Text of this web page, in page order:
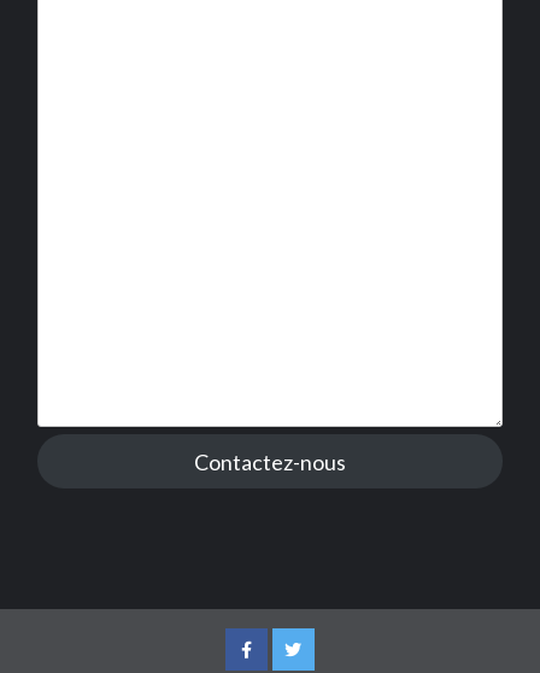
Contactez-nous
FacebookTwitter